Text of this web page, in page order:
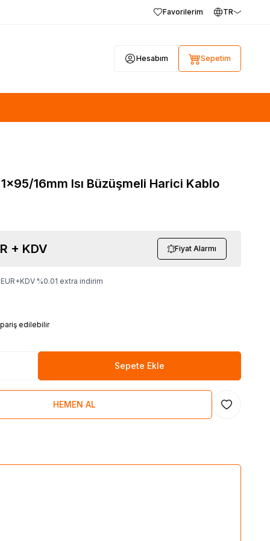
Favorilerim TR
Hesabım Sepetim
16mm Isı Büzüşmeli Harici Kablo
+ KDV Fiyat Alarmı
EUR+KDV %0.01 extra indirim
edilebilir
Sepete Ekle
HEMEN AL Favoriye